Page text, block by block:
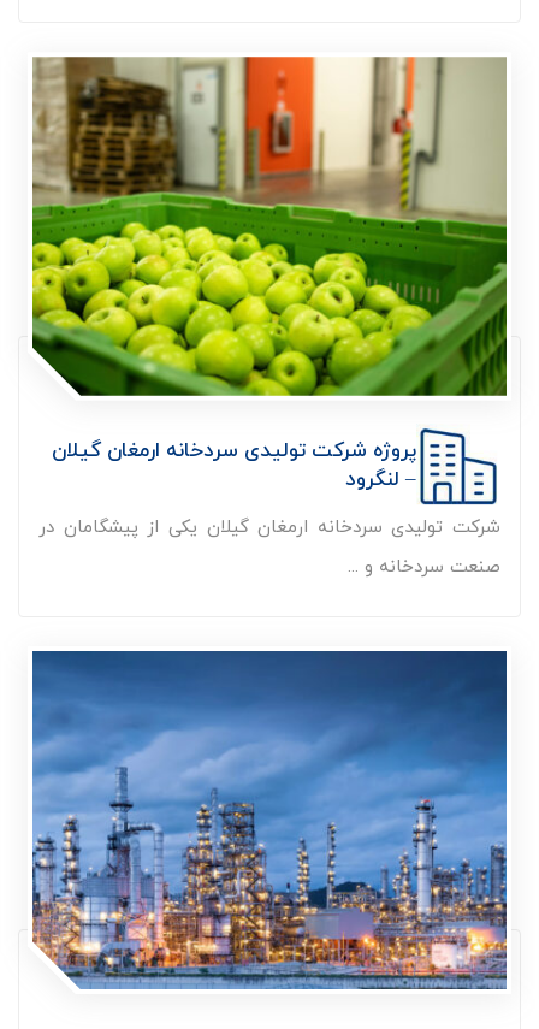
پروژه شرکت تولیدی سردخانه ارمغان گیلان
– لنگرود
شرکت تولیدی سردخانه ارمغان گیلان یکی از پیشگامان در
صنعت سردخانه و ...